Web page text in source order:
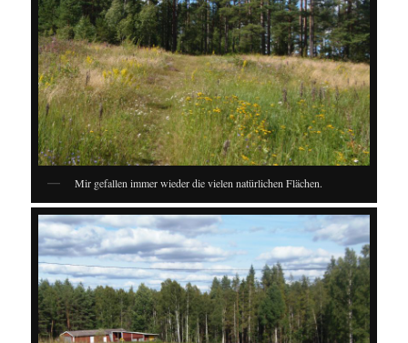
Mir gefallen immer wieder die vielen natürlichen Flächen.